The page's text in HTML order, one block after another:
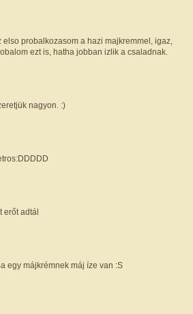
probalkozasom a hazi majkremmel, igaz,
ezt is, hatha jobban izlik a csaladnak.
nagyon. :)
erőt adtál
egy májkrémnek máj íze van :S